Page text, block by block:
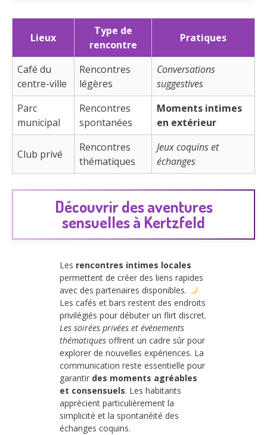
Lieux
Type de
rencontre
Pratiques
Café du
centre-ville
Rencontres
légères
Conversations
suggestives
Parc
municipal
Rencontres
spontanées
Moments intimes
en extérieur
Club privé
Rencontres
thématiques
Jeux coquins et
échanges
Découvrir des aventures
sensuelles à Kertzfeld
Les rencontres intimes locales
permettent de créer des liens rapides
avec des partenaires disponibles.
Les cafés et bars restent des endroits
privilégiés pour débuter un flirt discret.
Les soirées privées et événements
thématiques offrent un cadre sûr pour
explorer de nouvelles expériences. La
communication reste essentielle pour
garantir des moments agréables
et consensuels. Les habitants
apprécient particulièrement la
simplicité et la spontanéité des
échanges coquins.